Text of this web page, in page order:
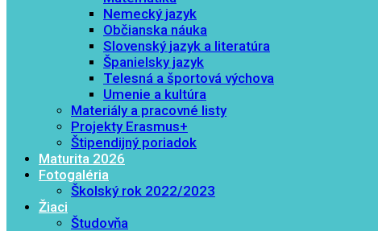
Nemecký jazyk
Občianska náuka
Slovenský jazyk a literatúra
Španielsky jazyk
Telesná a športová výchova
Umenie a kultúra
Materiály a pracovné listy
Projekty Erasmus+
Štipendijný poriadok
Maturita 2026
Fotogaléria
Školský rok 2022/2023
Žiaci
Študovňa